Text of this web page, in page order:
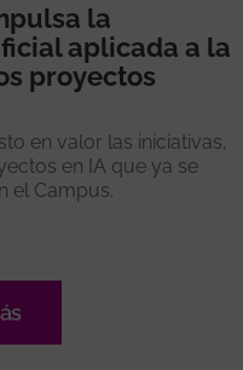
la
aplicada a la
proyectos
en valor las iniciativas,
en IA que ya se
el Campus.